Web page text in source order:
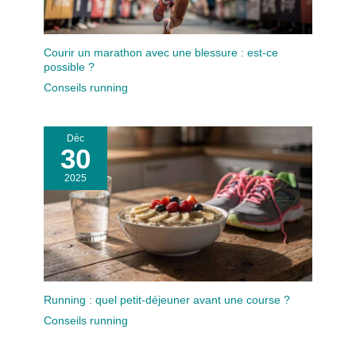
Courir un marathon avec une blessure : est-ce
possible ?
Conseils running
Déc
30
2025
Running : quel petit-déjeuner avant une course ?
Conseils running